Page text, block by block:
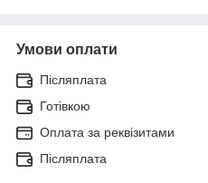
Умови оплати
Післяплата
Готівкою
Оплата за реквізитами
Післяплата